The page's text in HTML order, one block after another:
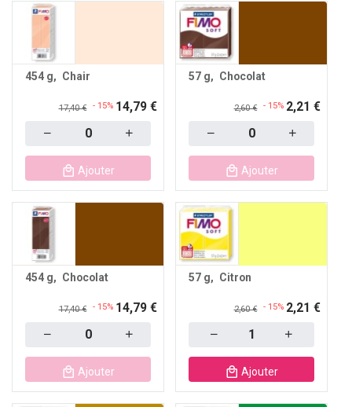
454 g Chair
17,40 € - 15% 14,79 €
Ajouter
57 g Chocolat
2,60 € - 15% 2,21 €
Ajouter
454 g Chocolat
17,40 € - 15% 14,79 €
Ajouter
57 g Citron
2,60 € - 15% 2,21 €
Ajouter